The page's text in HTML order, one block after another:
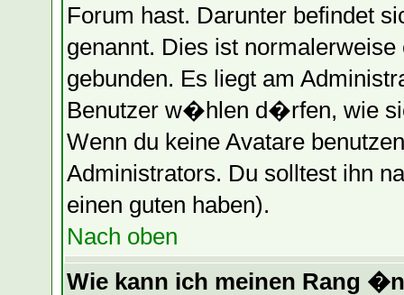
Forum hast. Darunter befindet
genannt. Dies ist
gebunden. Es liegt am
Benutzer w�hlen d�rfen, wie
Wenn du keine Avatare
Administrators. Du solltest ihn
einen guten haben).
Nach oben
Wie kann ich meinen Rang